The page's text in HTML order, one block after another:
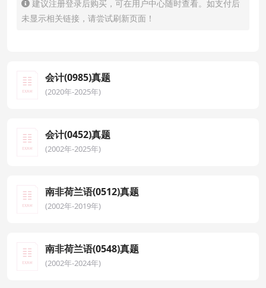
建议注册登录后购买，可在用户中心随时查看。如支付后
未显示相关链接，请尝试刷新页面！
会计(0985)真题
(2020年-2025年)
会计(0452)真题
(2002年-2025年)
南非荷兰语(0512)真题
(2002年-2019年)
南非荷兰语(0548)真题
(2002年-2024年)